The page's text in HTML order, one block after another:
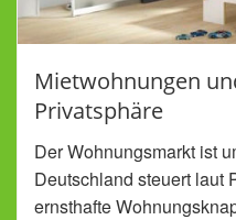
Mietwohnungen
Privatsphäre
Der Wohnungsmarkt ist
Deutschland steuert laut
ernsthafte